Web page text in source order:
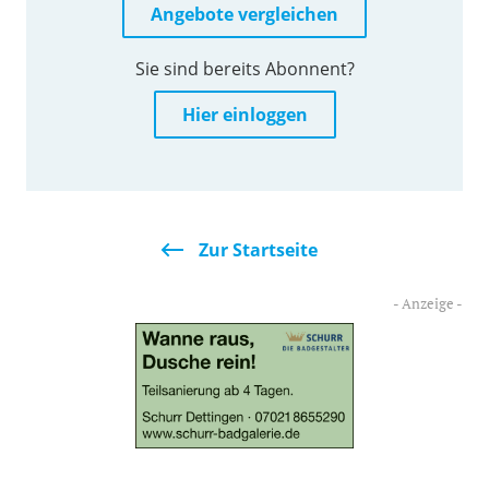
Angebote vergleichen
Sie sind bereits Abonnent?
Hier einloggen
Zur Startseite